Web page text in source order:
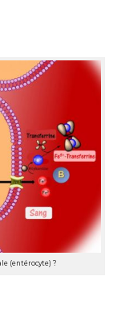
(entérocyte) ?